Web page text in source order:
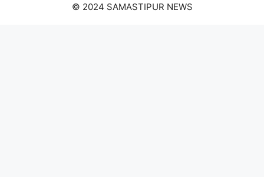
© 2024 SAMASTIPUR NEWS